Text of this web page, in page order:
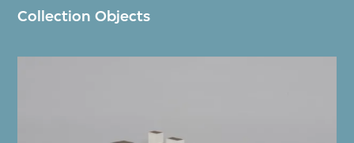
Collection Objects